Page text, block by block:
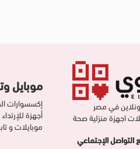
في مصر
اجهزة منزلية صحة
التواصل الإجتماعي
موبايل
إكسسوارات
أجهزة للإرتداء
موبايلات و